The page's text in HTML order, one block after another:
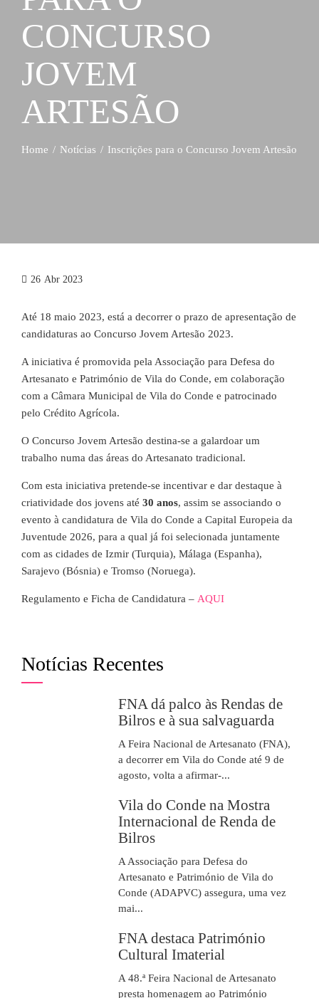
CONCURSO
JOVEM
ARTESÃO
Home Notícias Inscrições para o Concurso Jovem Artesão
26 Abr 2023
Até 18 maio 2023, está a decorrer o prazo de apresentação de
candidaturas ao Concurso Jovem Artesão 2023.
A iniciativa é promovida pela Associação para Defesa do
Artesanato e Património de Vila do Conde, em colaboração
com a Câmara Municipal de Vila do Conde e patrocinado
pelo Crédito Agrícola.
O Concurso Jovem Artesão destina-se a galardoar um
trabalho numa das áreas do Artesanato tradicional.
Com esta iniciativa pretende-se incentivar e dar destaque à
criatividade dos jovens até 30 anos, assim se associando o
evento à candidatura de Vila do Conde a Capital Europeia da
Juventude 2026, para a qual já foi selecionada juntamente
com as cidades de Izmir (Turquia), Málaga (Espanha),
Sarajevo (Bósnia) e Tromso (Noruega).
Regulamento e Ficha de Candidatura – AQUI
Notícias Recentes
FNA dá palco às Rendas de
Bilros e à sua salvaguarda
A Feira Nacional de Artesanato (FNA),
a decorrer em Vila do Conde até 9 de
agosto, volta a afirmar-...
Vila do Conde na Mostra
Internacional de Renda de
Bilros
A Associação para Defesa do
Artesanato e Património de Vila do
Conde (ADAPVC) assegura, uma vez
mai...
FNA destaca Património
Cultural Imaterial
A 48.ª Feira Nacional de Artesanato
presta homenagem ao Património